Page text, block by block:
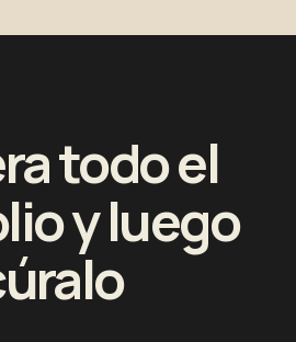
todo el
y luego